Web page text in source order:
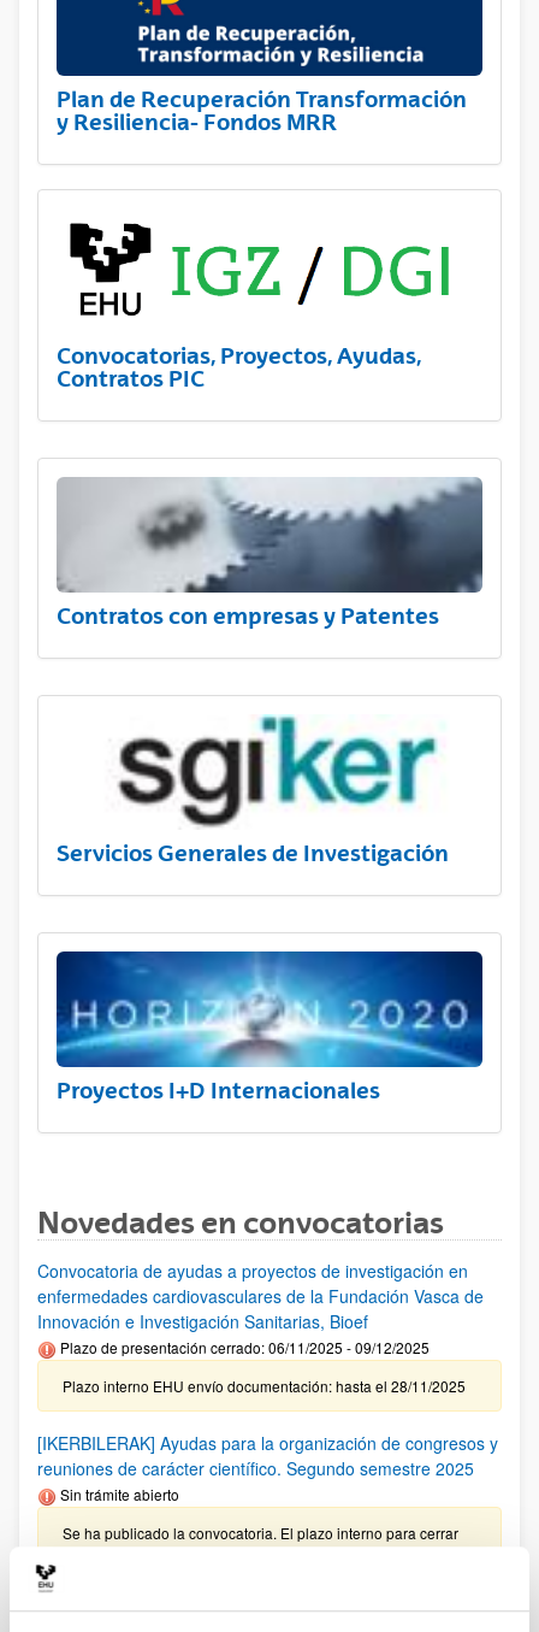
Plan de Recuperación Transformación
y Resiliencia- Fondos MRR
Convocatorias, Proyectos, Ayudas,
Contratos PIC
Contratos con empresas y Patentes
Servicios Generales de Investigación
Proyectos I+D Internacionales
Novedades en convocatorias
Convocatoria de ayudas a proyectos de investigación en
enfermedades cardiovasculares de la Fundación Vasca de
Innovación e Investigación Sanitarias, Bioef
Plazo de presentación cerrado: 06/11/2025 - 09/12/2025
Plazo interno EHU envío documentación: hasta el 28/11/2025
[IKERBILERAK] Ayudas para la organización de congresos y
reuniones de carácter científico. Segundo semestre 2025
Sin trámite abierto
Se ha publicado la convocatoria. El plazo interno para cerrar
las solicitudes es: 17/10/2025
Investigador predoctoral AECC 2026